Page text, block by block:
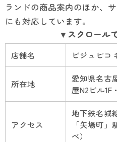
ランドの商品案内のほか、
にも対応しています。
店舗名 ビジュピコ
所在地
愛知県名古
屋N2ビル1F
アクセス
地下鉄名城
「矢場町
べ）